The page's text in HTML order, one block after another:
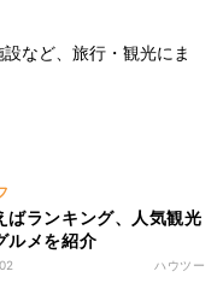
など、旅行・観光にま
ばランキング、人気観光
ルメを紹介
ハウツー